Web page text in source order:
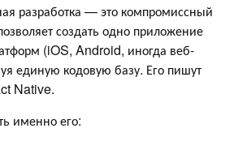
разработка — это компромиссный
создать одно приложение
(iOS, Android, иногда веб-
единую кодовую базу. Его пишут
Native.
именно его: